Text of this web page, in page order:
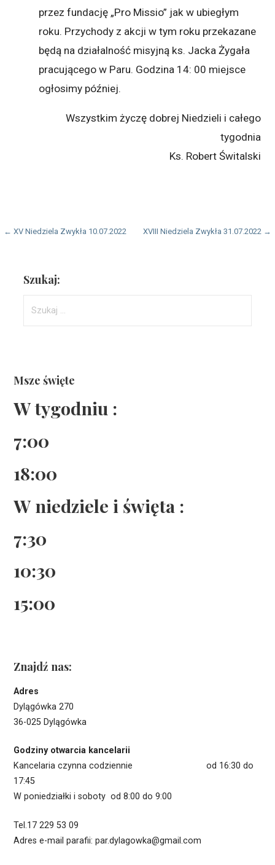
przez fundację „Pro Missio” jak w ubiegłym
roku. Przychody z akcji w tym roku przekazane
będą na działalność misyjną ks. Jacka Żygała
pracującego w Paru. Godzina 14: 00 miejsce
ogłosimy później.
Wszystkim życzę dobrej Niedzieli i całego
tygodnia
Ks. Robert Świtalski
Nawigacja
← XV Niedziela Zwykła 10.07.2022 XVIII Niedziela Zwykła 31.07.2022 →
Szukaj:
Msze święte
W tygodniu :
7:00
18:00
W niedziele i święta :
7:30
10:30
15:00
Znajdź nas:
Adres
Dylągówka 270
36-025 Dylągówka
Godziny otwarcia kancelarii
Kancelaria czynna codziennie od 16:30 do
17:45
W poniedziałki i soboty od 8:00 do 9:00
Tel.17 229 53 09
Adres e-mail parafii: par.dylagowka@gmail.com